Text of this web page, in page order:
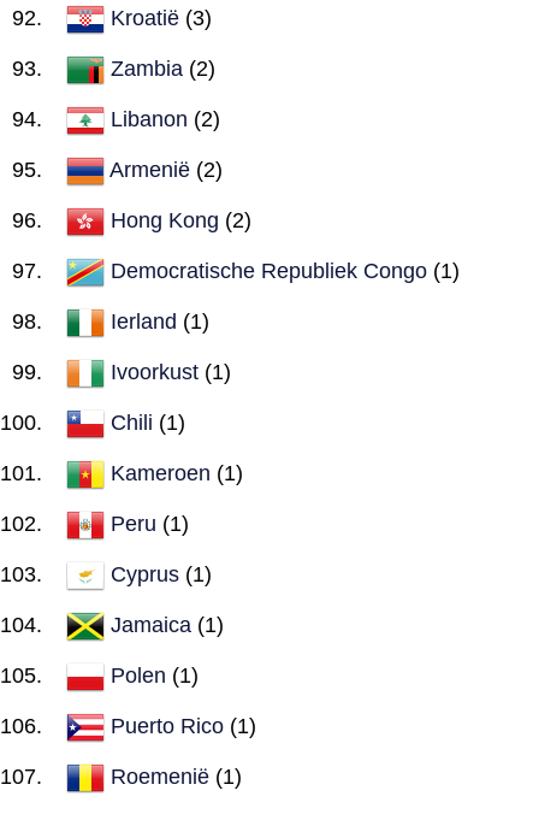
Kroatië (3)
Zambia (2)
Libanon (2)
Armenië (2)
Hong Kong (2)
Democratische Republiek Congo (1)
Ierland (1)
Ivoorkust (1)
Chili (1)
Kameroen (1)
Peru (1)
Cyprus (1)
Jamaica (1)
Polen (1)
Puerto Rico (1)
Roemenië (1)